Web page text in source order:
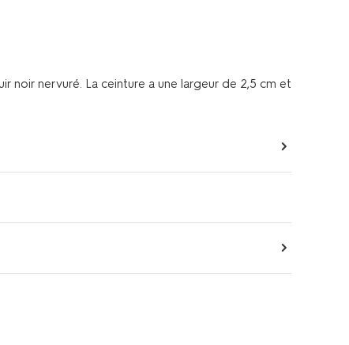
noir nervuré. La ceinture a une largeur de 2,5 cm et